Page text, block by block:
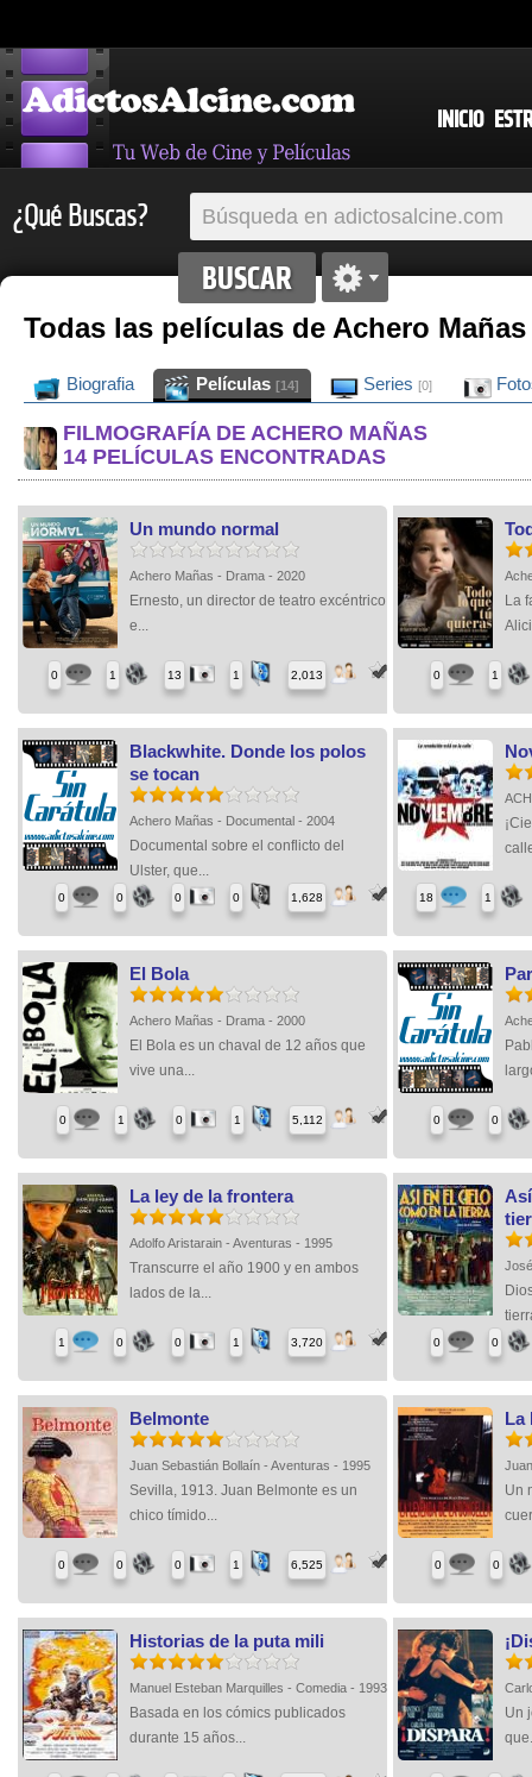
INICIO
¿Qué Buscas?
Todas las películas de Achero Mañas
Biografia Películas [14] Series [0]
FILMOGRAFÍA DE ACHERO MAÑAS
14 PELÍCULAS ENCONTRADAS
Un mundo normal
Achero Mañas - Drama - 2020
Ernesto, un director de teatro excéntrico
e...
0 1 13 1 2,013
La
0 1
Blackwhite. Donde los polos
se tocan
Achero Mañas - Documental - 2004
Documental sobre el conflicto del
Ulster, que...
0 0 0 0 1,628 18 1
El Bola
Achero Mañas - Drama - 2000
El Bola es un chaval de 12 años que
vive una...
0 1 0 1 5,112 0 0
La ley de la frontera
Adolfo Aristarain - Aventuras - 1995
Transcurre el año 1900 y en ambos
lados de la...
1 0 0 1 3,720 0 0
Belmonte
Juan Sebastián Bollaín - Aventuras - 1995
Sevilla, 1913. Juan Belmonte es un
chico tímido...
0 0 0 1 6,525
La
Un
0 0
Historias de la puta mili
Manuel Esteban Marquilles - Comedia - 1993
Basada en los cómics publicados
durante 15 años...
Un